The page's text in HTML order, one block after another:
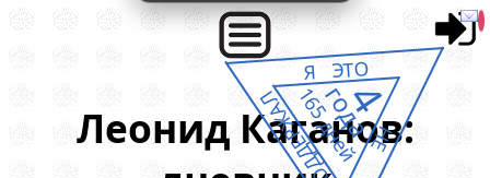
Леонид Каганов:
Я ЭТО
НЕ
ПОДДЕРЖАЛ4
года
165 дней